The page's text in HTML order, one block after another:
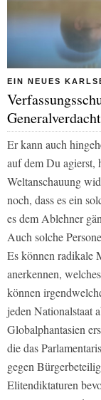
EIN NEUES
Generalverdacht
Er kann auch
auf dem Du agierst,
Weltanschauung
noch, dass es ein
es dem Ablehner
Auch solche
Es können radikale
anerkennen,
können
jeden Nationalstaat
Globalphantasien
die das
gegen
Elitendiktaturen